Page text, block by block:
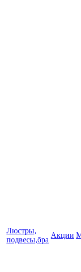
Люстры,
подвесы,бра
Акции